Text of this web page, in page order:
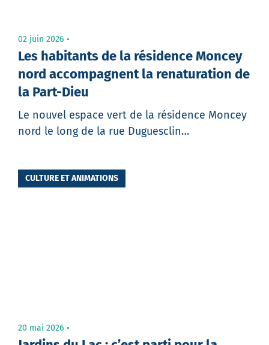
02 juin 2026
Les habitants de la résidence Moncey
nord accompagnent la renaturation de
la Part-Dieu
Le nouvel espace vert de la résidence Moncey
nord le long de la rue Duguesclin…
CULTURE ET ANIMATIONS
20 mai 2026